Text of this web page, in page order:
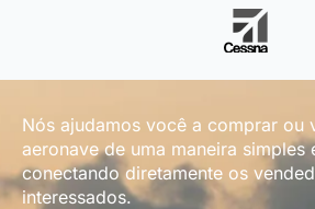
Nós ajudamos você a comprar ou
aeronave de uma maneira simples
conectando diretamente os
interessados.